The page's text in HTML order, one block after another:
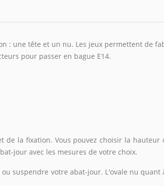
: une tête et un nu. Les jeux permettent de
pour passer en bague E14.
la fixation. Vous pouvez choisir la
jour avec les mesures de votre choix.
suspendre votre abat-jour. L'ovale nu